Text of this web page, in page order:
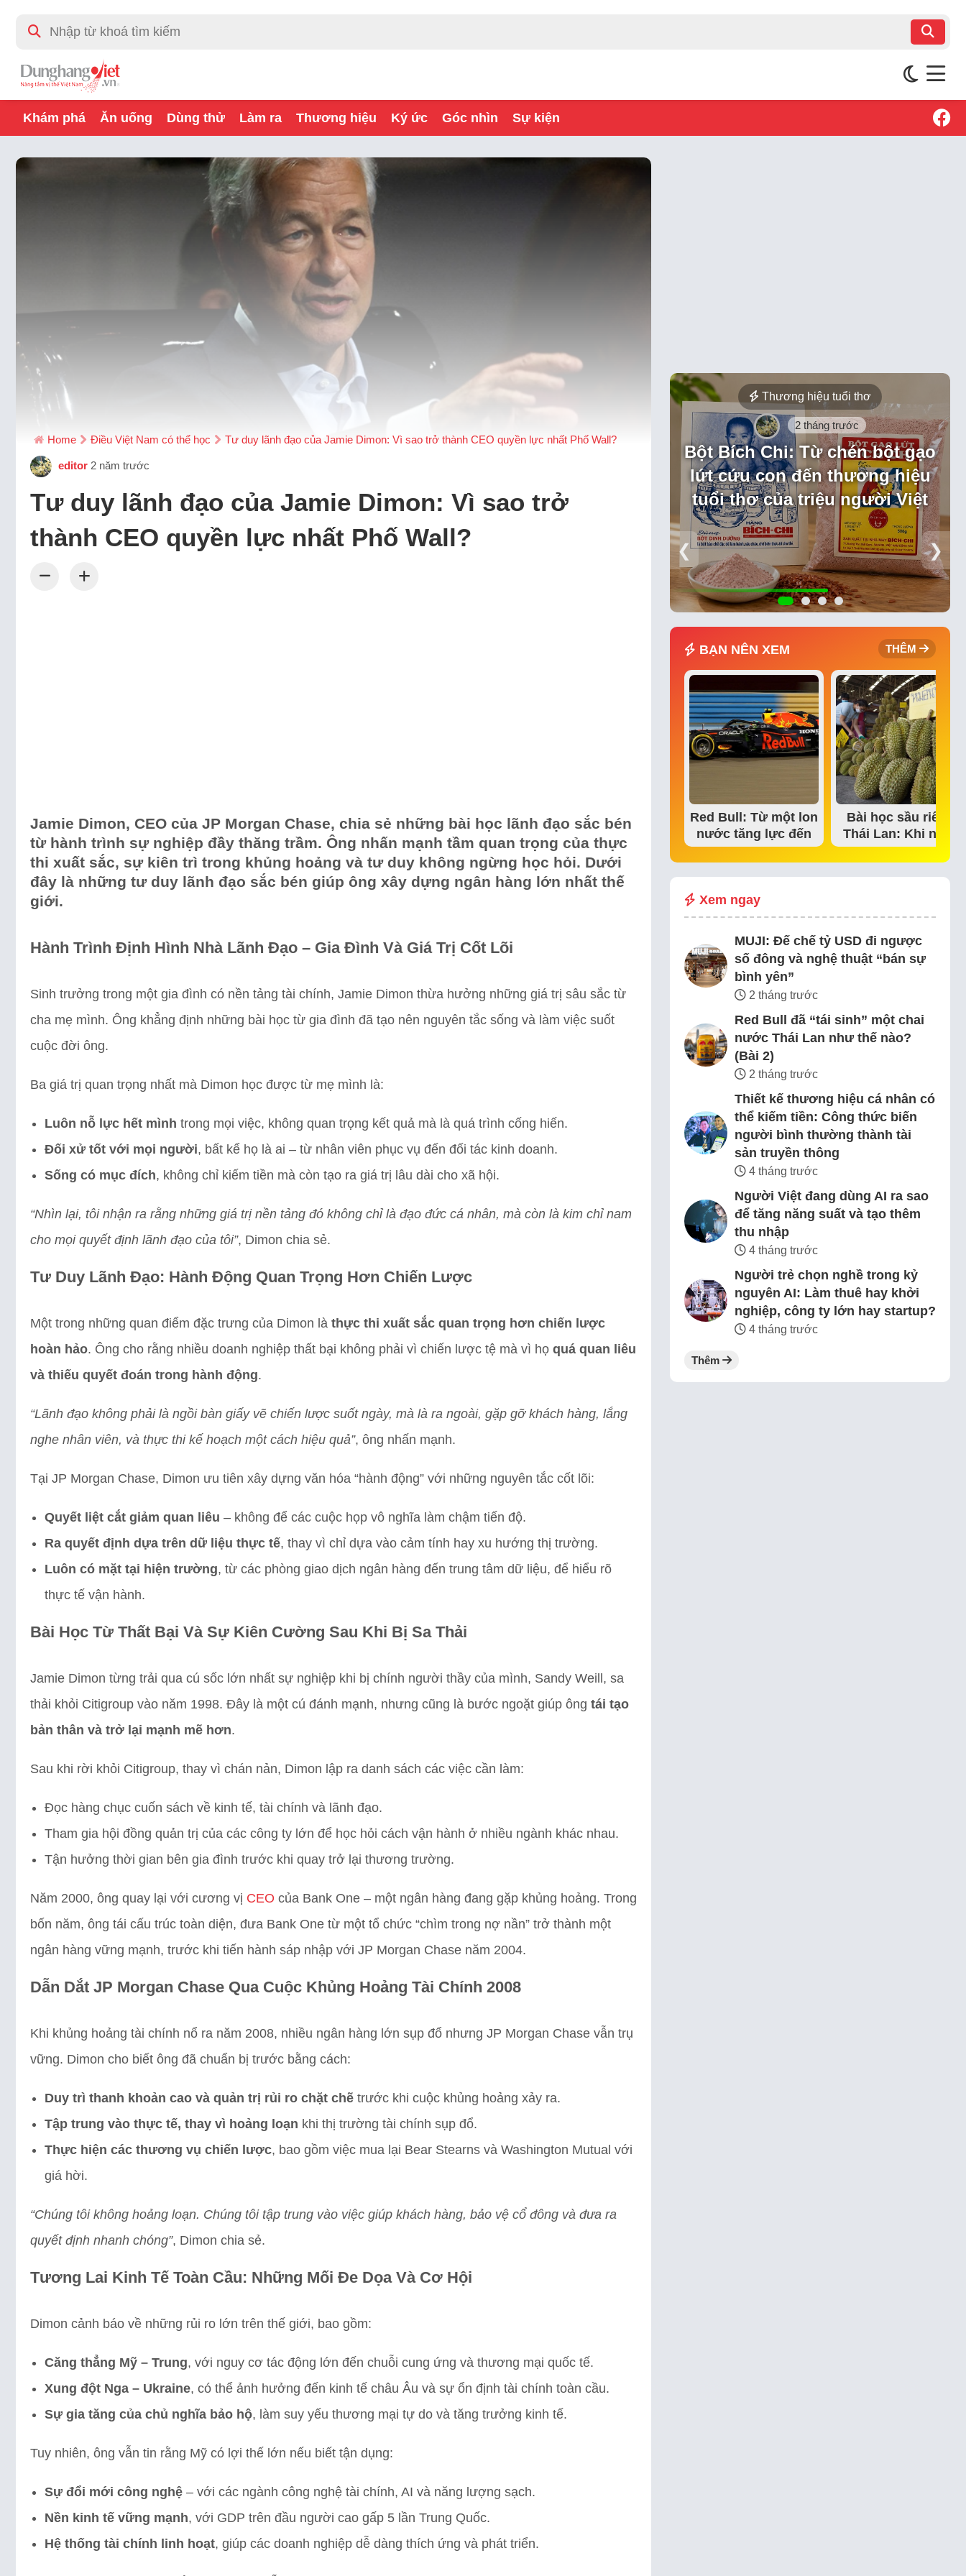
Khám phá Ăn uống Dùng thử Làm ra Thương hiệu Ký ức Góc nhìn Sự kiện
Home Điều Việt Nam có thể học Tư duy lãnh đạo của Jamie Dimon: Vì sao trở thành CEO quyền lực nhất Phố Wall?
editor 2 năm trước
Tư duy lãnh đạo của Jamie Dimon: Vì sao trở
thành CEO quyền lực nhất Phố Wall?
Jamie Dimon, CEO của JP Morgan Chase, chia sẻ những bài học lãnh đạo sắc bén
từ hành trình sự nghiệp đầy thăng trầm. Ông nhấn mạnh tầm quan trọng của thực
thi xuất sắc, sự kiên trì trong khủng hoảng và tư duy không ngừng học hỏi. Dưới
đây là những tư duy lãnh đạo sắc bén giúp ông xây dựng ngân hàng lớn nhất thế
giới.
Hành Trình Định Hình Nhà Lãnh Đạo – Gia Đình Và Giá Trị Cốt Lõi
Sinh trưởng trong một gia đình có nền tảng tài chính, Jamie Dimon thừa hưởng những giá trị sâu sắc từ
cha mẹ mình. Ông khẳng định những bài học từ gia đình đã tạo nên nguyên tắc sống và làm việc suốt
cuộc đời ông.
Ba giá trị quan trọng nhất mà Dimon học được từ mẹ mình là:
Luôn nỗ lực hết mình trong mọi việc, không quan trọng kết quả mà là quá trình cống hiến.
Đối xử tốt với mọi người, bất kể họ là ai – từ nhân viên phục vụ đến đối tác kinh doanh.
Sống có mục đích, không chỉ kiếm tiền mà còn tạo ra giá trị lâu dài cho xã hội.
“Nhìn lại, tôi nhận ra rằng những giá trị nền tảng đó không chỉ là đạo đức cá nhân, mà còn là kim chỉ nam
cho mọi quyết định lãnh đạo của tôi”, Dimon chia sẻ.
Tư Duy Lãnh Đạo: Hành Động Quan Trọng Hơn Chiến Lược
Một trong những quan điểm đặc trưng của Dimon là thực thi xuất sắc quan trọng hơn chiến lược
hoàn hảo. Ông cho rằng nhiều doanh nghiệp thất bại không phải vì chiến lược tệ mà vì họ quá quan liêu
và thiếu quyết đoán trong hành động.
“Lãnh đạo không phải là ngồi bàn giấy vẽ chiến lược suốt ngày, mà là ra ngoài, gặp gỡ khách hàng, lắng
nghe nhân viên, và thực thi kế hoạch một cách hiệu quả”, ông nhấn mạnh.
Tại JP Morgan Chase, Dimon ưu tiên xây dựng văn hóa “hành động” với những nguyên tắc cốt lõi:
Quyết liệt cắt giảm quan liêu – không để các cuộc họp vô nghĩa làm chậm tiến độ.
Ra quyết định dựa trên dữ liệu thực tế, thay vì chỉ dựa vào cảm tính hay xu hướng thị trường.
Luôn có mặt tại hiện trường, từ các phòng giao dịch ngân hàng đến trung tâm dữ liệu, để hiểu rõ
thực tế vận hành.
Bài Học Từ Thất Bại Và Sự Kiên Cường Sau Khi Bị Sa Thải
Jamie Dimon từng trải qua cú sốc lớn nhất sự nghiệp khi bị chính người thầy của mình, Sandy Weill, sa
thải khỏi Citigroup vào năm 1998. Đây là một cú đánh mạnh, nhưng cũng là bước ngoặt giúp ông tái tạo
bản thân và trở lại mạnh mẽ hơn.
Sau khi rời khỏi Citigroup, thay vì chán nản, Dimon lập ra danh sách các việc cần làm:
Đọc hàng chục cuốn sách về kinh tế, tài chính và lãnh đạo.
Tham gia hội đồng quản trị của các công ty lớn để học hỏi cách vận hành ở nhiều ngành khác nhau.
Tận hưởng thời gian bên gia đình trước khi quay trở lại thương trường.
Năm 2000, ông quay lại với cương vị CEO của Bank One – một ngân hàng đang gặp khủng hoảng. Trong
bốn năm, ông tái cấu trúc toàn diện, đưa Bank One từ một tổ chức “chìm trong nợ nần” trở thành một
ngân hàng vững mạnh, trước khi tiến hành sáp nhập với JP Morgan Chase năm 2004.
Dẫn Dắt JP Morgan Chase Qua Cuộc Khủng Hoảng Tài Chính 2008
Khi khủng hoảng tài chính nổ ra năm 2008, nhiều ngân hàng lớn sụp đổ nhưng JP Morgan Chase vẫn trụ
vững. Dimon cho biết ông đã chuẩn bị trước bằng cách:
Duy trì thanh khoản cao và quản trị rủi ro chặt chẽ trước khi cuộc khủng hoảng xảy ra.
Tập trung vào thực tế, thay vì hoảng loạn khi thị trường tài chính sụp đổ.
Thực hiện các thương vụ chiến lược, bao gồm việc mua lại Bear Stearns và Washington Mutual với
giá hời.
“Chúng tôi không hoảng loạn. Chúng tôi tập trung vào việc giúp khách hàng, bảo vệ cổ đông và đưa ra
quyết định nhanh chóng”, Dimon chia sẻ.
Tương Lai Kinh Tế Toàn Cầu: Những Mối Đe Dọa Và Cơ Hội
Dimon cảnh báo về những rủi ro lớn trên thế giới, bao gồm:
Căng thẳng Mỹ – Trung, với nguy cơ tác động lớn đến chuỗi cung ứng và thương mại quốc tế.
Xung đột Nga – Ukraine, có thể ảnh hưởng đến kinh tế châu Âu và sự ổn định tài chính toàn cầu.
Sự gia tăng của chủ nghĩa bảo hộ, làm suy yếu thương mại tự do và tăng trưởng kinh tế.
Tuy nhiên, ông vẫn tin rằng Mỹ có lợi thế lớn nếu biết tận dụng:
Sự đổi mới công nghệ – với các ngành công nghệ tài chính, AI và năng lượng sạch.
Nền kinh tế vững mạnh, với GDP trên đầu người cao gấp 5 lần Trung Quốc.
Hệ thống tài chính linh hoạt, giúp các doanh nghiệp dễ dàng thích ứng và phát triển.
Thương hiệu tuổi thơ
2 tháng trước
Bột Bích Chi: Từ chén bột gạo
lứt cứu con đến thương hiệu
tuổi thơ của triệu người Việt
❮ ❯
BẠN NÊN XEM THÊM
Red Bull: Từ một lon
nước tăng lực đến
đế chế thể…
Bài học sầu riêng
Thái Lan: Khi niềm
tin thị trường bắt…
Xem ngay
MUJI: Đế chế tỷ USD đi ngược
số đông và nghệ thuật “bán sự
bình yên”
2 tháng trước
Red Bull đã “tái sinh” một chai
nước Thái Lan như thế nào?
(Bài 2)
2 tháng trước
Thiết kế thương hiệu cá nhân có
thể kiếm tiền: Công thức biến
người bình thường thành tài
sản truyền thông
4 tháng trước
Người Việt đang dùng AI ra sao
để tăng năng suất và tạo thêm
thu nhập
4 tháng trước
Người trẻ chọn nghề trong kỷ
nguyên AI: Làm thuê hay khởi
nghiệp, công ty lớn hay startup?
4 tháng trước
Thêm